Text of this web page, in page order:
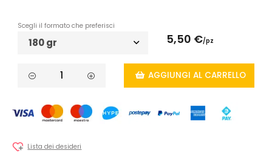
Scegli il formato che preferisci
180 gr 5,50 €/pz
AGGIUNGI AL CARRELLO
Lista dei desideri